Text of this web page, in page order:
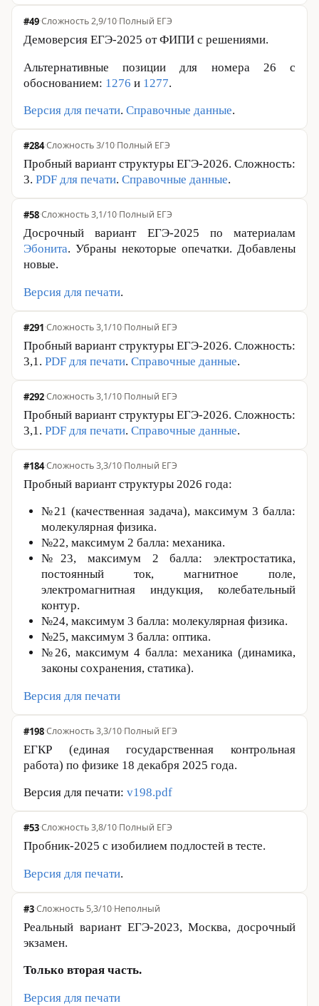
#49·Сложность 2,9/10·Полный ЕГЭ
Демоверсия ЕГЭ-2025 от ФИПИ с решениями.
Альтернативные позиции для номера 26 с
обоснованием: 1276 и 1277.
Версия для печати. Справочные данные.
#284·Сложность 3/10·Полный ЕГЭ
Пробный вариант структуры ЕГЭ-2026. Сложность:
3. PDF для печати. Справочные данные.
#58·Сложность 3,1/10·Полный ЕГЭ
Досрочный вариант ЕГЭ-2025 по материалам
Эбонита. Убраны некоторые опечатки. Добавлены
новые.
Версия для печати.
#291·Сложность 3,1/10·Полный ЕГЭ
Пробный вариант структуры ЕГЭ-2026. Сложность:
3,1. PDF для печати. Справочные данные.
#292·Сложность 3,1/10·Полный ЕГЭ
Пробный вариант структуры ЕГЭ-2026. Сложность:
3,1. PDF для печати. Справочные данные.
#184·Сложность 3,3/10·Полный ЕГЭ
Пробный вариант структуры 2026 года:
№21 (качественная задача), максимум 3 балла:
молекулярная физика.
№22, максимум 2 балла: механика.
№23, максимум 2 балла: элек­тро­ста­ти­ка,
постоянный ток, магнитное поле,
электромагнитная индукция, колебательный
контур.
№24, максимум 3 балла: молекулярная физика.
№25, максимум 3 балла: оптика.
№26, максимум 4 балла: механика (динамика,
законы сохранения, статика).
Версия для печати
#198·Сложность 3,3/10·Полный ЕГЭ
ЕГКР (единая государственная контрольная
работа) по физике 18 декабря 2025 года.
Версия для печати: v198.pdf
#53·Сложность 3,8/10·Полный ЕГЭ
Пробник-2025 с изобилием подлостей в тесте.
Версия для печати.
#3·Сложность 5,3/10·Неполный
Реальный вариант ЕГЭ-2023, Москва, досрочный
экзамен.
Только вторая часть.
Версия для печати